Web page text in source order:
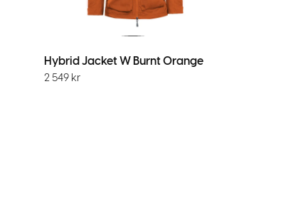
Hybrid Jacket W Burnt Orange
2 549 kr